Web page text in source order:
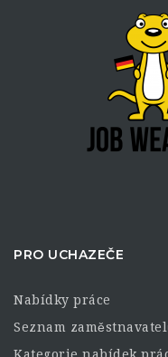
PRO UCHAZEČE
Nabídky práce
Seznam
Kategorie nabídek